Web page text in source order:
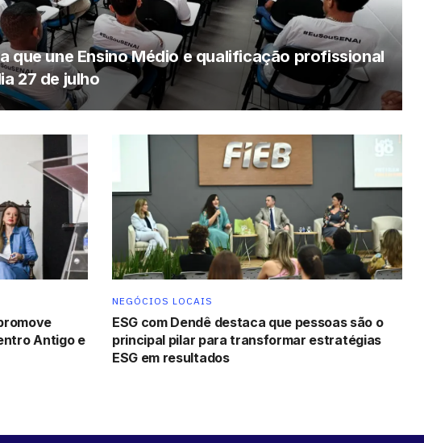
que une Ensino Médio e qualificação profissional
27 de julho
Antigo e
NEGÓCIOS LOCAIS
ESG com Dendê destaca que pessoas são o
principal pilar para transformar estratégias
ESG em resultados